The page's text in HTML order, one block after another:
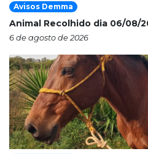
Avisos Demma
Animal Recolhido dia 06/08/
6 de agosto de 2026